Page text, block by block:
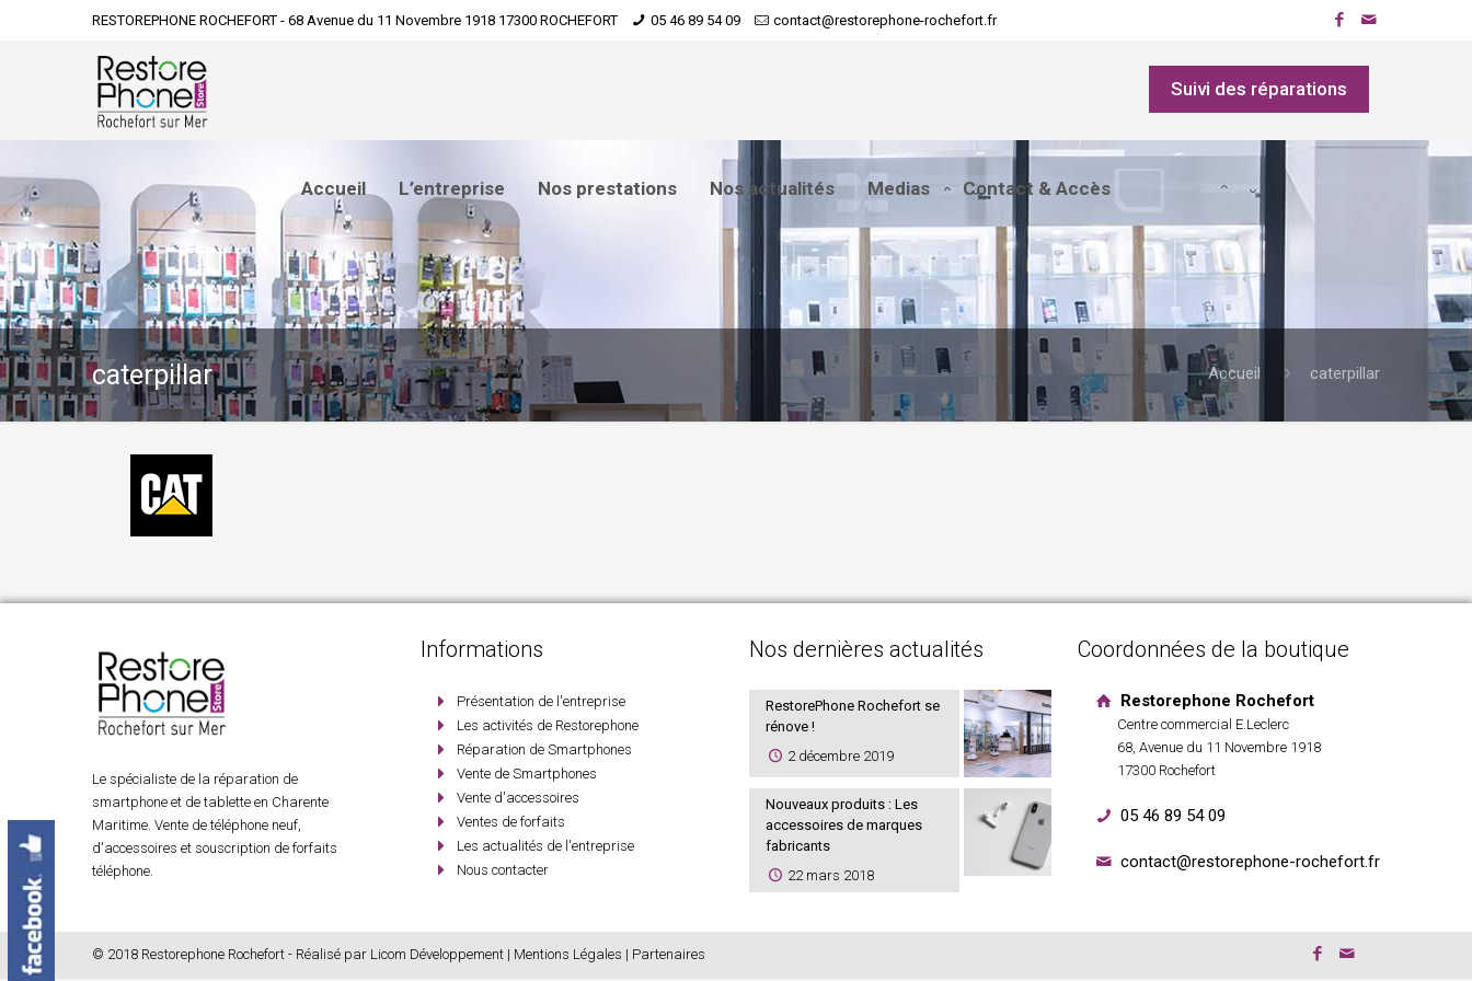
RESTOREPHONE ROCHEFORT - 68 Avenue du 11 Novembre 1918 17300 ROCHEFORT 05 46 89 54 09 contact@restorephone-rochefort.fr
Accueil L’entreprise Nos prestations Nos actualités Medias Contact & Accès
Suivi des réparations
caterpillar Accueil caterpillar
Le spécialiste de la réparation de
smartphone et de tablette en Charente
Maritime. Vente de téléphone neuf,
d'accessoires et souscription de forfaits
téléphone.
Informations
Présentation de l'entreprise
Les activités de Restorephone
Réparation de Smartphones
Vente de Smartphones
Vente d'accessoires
Ventes de forfaits
Les actualités de l'entreprise
Nous contacter
Nos dernières actualités
RestorePhone Rochefort se
rénove !
2 décembre 2019
Nouveaux produits : Les
accessoires de marques
fabricants
22 mars 2018
Coordonnées de la boutique
Restorephone Rochefort
Centre commercial E.Leclerc
68, Avenue du 11 Novembre 1918
17300 Rochefort
05 46 89 54 09
contact@restorephone-rochefort.fr
© 2018 Restorephone Rochefort - Réalisé par Licom Développement | Mentions Légales | Partenaires